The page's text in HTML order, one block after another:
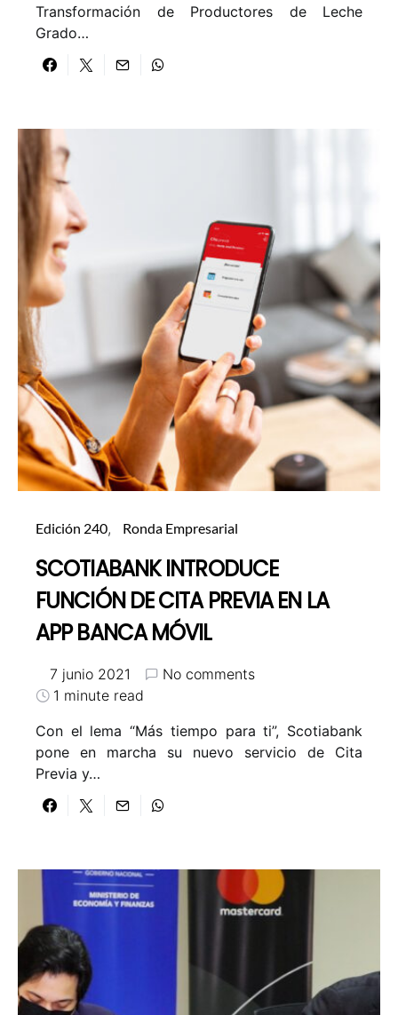
Transformación de Productores de Leche
Grado…
Edición 240 Ronda Empresarial
SCOTIABANK INTRODUCE
FUNCIÓN DE CITA PREVIA EN LA
APP BANCA MÓVIL
7 junio 2021
No comments
1 minute read
Con el lema “Más tiempo para ti”, Scotiabank
pone en marcha su nuevo servicio de Cita
Previa y…